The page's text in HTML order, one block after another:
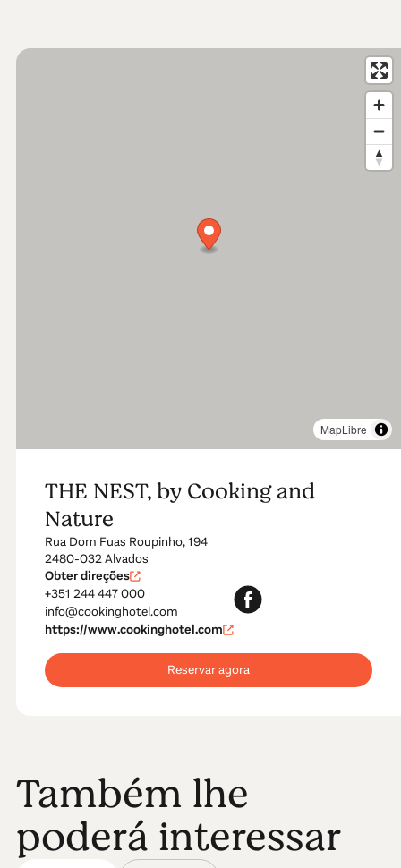
THE NEST, by Cooking and
Nature
Rua Dom Fuas Roupinho, 194
2480-032 Alvados
Obter direções
+351 244 447 000
info@cookinghotel.com
https://www.cookinghotel.com
Reservar agora
MapLibre
Também lhe
poderá interessar